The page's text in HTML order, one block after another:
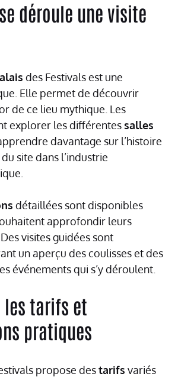
déroule une visite
des Festivals est une
Elle permet de découvrir
de ce lieu mythique. Les
explorer les différentes salles
davantage sur l’histoire
site dans l’industrie
détaillées sont disponibles
approfondir leurs
visites guidées sont
un aperçu des coulisses et des
événements qui s’y déroulent.
les tarifs et
pratiques
propose destarifs variés